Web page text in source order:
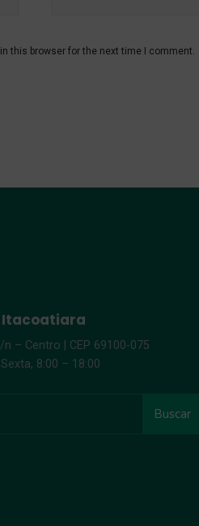
this browser for the next time I comment.
Itacoatiara
– Centro | CEP 69100-075
8:00 – 18:00
Buscar